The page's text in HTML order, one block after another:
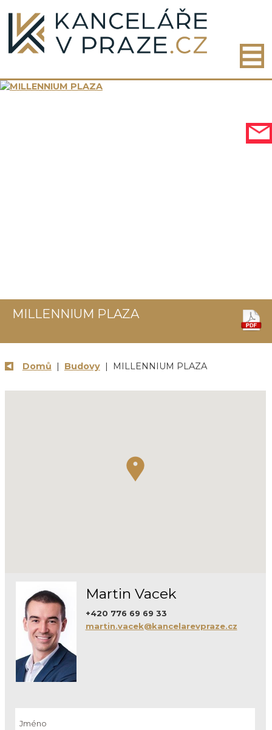
MILLENNIUM PLAZA
Domů | Budovy| MILLENNIUM PLAZA
Martin Vacek
+420 776 69 69 33
martin.vacek@kancelarevpraze.cz